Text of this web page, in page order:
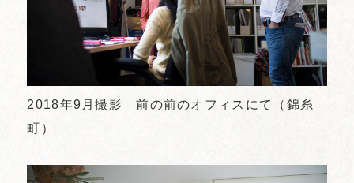
2018年9月撮影 前の前のオフィスにて（錦糸
町）